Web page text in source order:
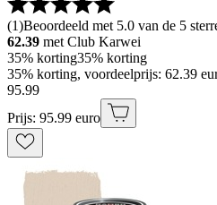
(1)Beoordeeld met 5.0 van de 5
62.39 met Club Karwei
35% korting35% korting
35% korting, voordeelprijs: 62.39
95.99
Prijs: 95.99 euro